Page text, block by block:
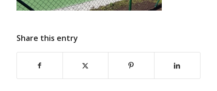
Share this entry